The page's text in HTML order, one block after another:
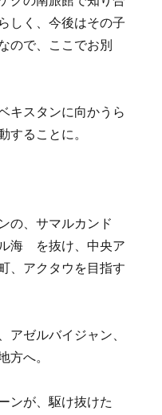
しく、今後はその子
ので、ここでお別
キスタンに向かうら
ることに。
の、サマルカンド
海 を抜け、中央ア
、アクタウを目指す
アゼルバイジャン、
方へ。
ンが、駆け抜けた